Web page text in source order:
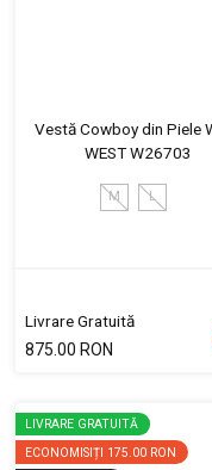
Vestă Cowboy din Piele
WEST W26703
M L
Livrare Gratuită
875.00 RON
LIVRARE GRATUITĂ
ECONOMISIȚI 175.00 RON